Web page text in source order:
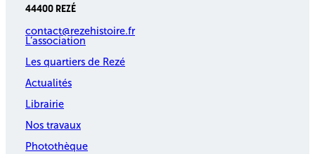
44400 REZÉ
contact@rezehistoire.fr
L’association
Les quartiers de Rezé
Actualités
Librairie
Nos travaux
Photothèque